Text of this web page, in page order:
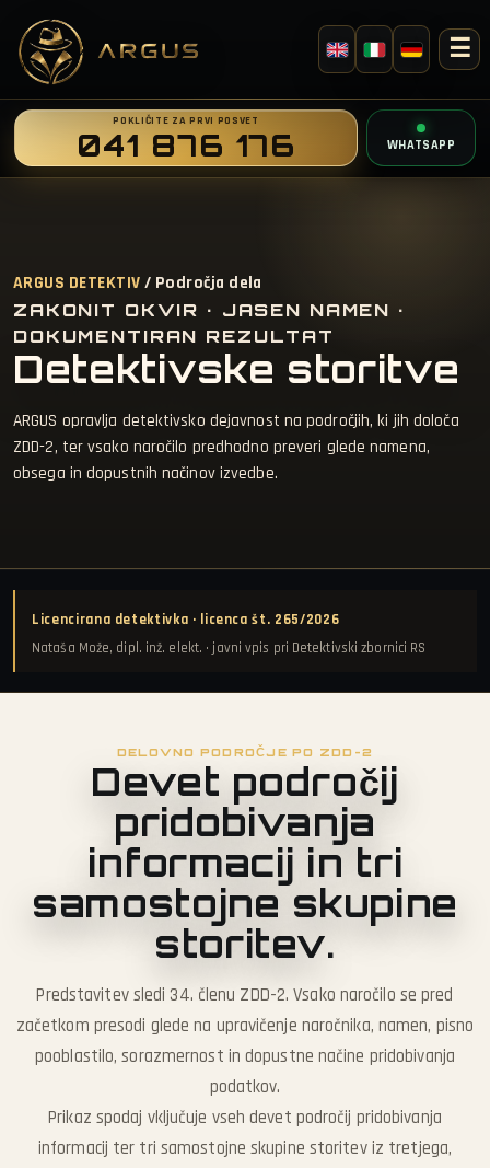
☰
POKLIČITE ZA PRVI POSVET
041 876 176 WHATSAPP
ARGUS DETEKTIV / Področja dela
ZAKONIT OKVIR · JASEN NAMEN ·
DOKUMENTIRAN REZULTAT
Detektivske storitve
ARGUS opravlja detektivsko dejavnost na področjih, ki jih določa
ZDD-2, ter vsako naročilo predhodno preveri glede namena,
obsega in dopustnih načinov izvedbe.
Licencirana detektivka · licenca št. 265/2026
Nataša Može, dipl. inž. elekt. · javni vpis pri Detektivski zbornici RS
DELOVNO PODROČJE PO ZDD-2
Devet področij
pridobivanja
informacij in tri
samostojne skupine
storitev.
Predstavitev sledi 34. členu ZDD-2. Vsako naročilo se pred
začetkom presodi glede na upravičenje naročnika, namen, pisno
pooblastilo, sorazmernost in dopustne načine pridobivanja
podatkov.
Prikaz spodaj vključuje vseh devet področij pridobivanja
informacij ter tri samostojne skupine storitev iz tretjega,